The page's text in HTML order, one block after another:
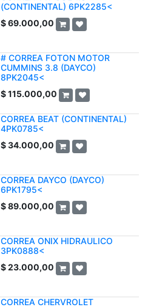
(CONTINENTAL) 6PK2285<
$69.000,00
# CORREA FOTON MOTOR
CUMMINS 3.8 (DAYCO)
8PK2045<
$115.000,00
CORREA BEAT (CONTINENTAL)
4PK0785<
$34.000,00
CORREA DAYCO (DAYCO)
6PK1795<
$89.000,00
CORREA ONIX HIDRAULICO
3PK0888<
$23.000,00
CORREA CHERVROLET